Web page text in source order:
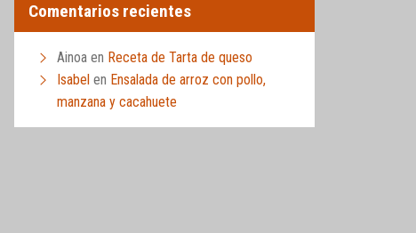
Comentarios recientes
Ainoa en Receta de Tarta de queso
Isabel en Ensalada de arroz con pollo,
manzana y cacahuete